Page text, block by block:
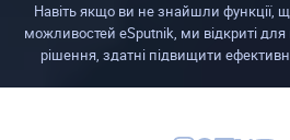
Навіть якщо ви не знайшли функції,
можливостей eSputnik, ми відкриті
рішення, здатні підвищити